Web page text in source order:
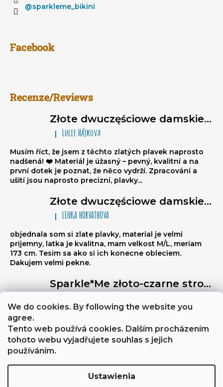
We do cookies. By following the website you
agree.
Tento web používá cookies. Dalším procházením
tohoto webu vyjadřujete souhlas s jejich
používáním.
Ustawienia
@sparkleme_bikini
Facebook
Recenze/Reviews
Złote dwuczęściowe damskie stroje kąpielowe brazylijki Sparkle*Me – bikini wiązane, marszczone brazylijki
Ocena produktu to 5 na 5 gwiazdek.
| Lucie Hájkova
Musím říct, že jsem z těchto zlatých plavek naprosto
nadšená! ❤️ Materiál je úžasný – pevný, kvalitní a na
první dotek je poznat, že něco vydrží. Zpracování a
ušití jsou naprosto precizní, plavky...
Złote dwuczęściowe damskie stroje kąpielowe brazylijki Sparkle*Me – bikini wiązane, marszczone brazylijki
Ocena produktu to 5 na 5 gwiazdek.
| LENKA HORVATHOVA
objednala som si zlate plavky, material je velmi
prijemny, latka je kvalitna, mam velkost M/L, meriam
173 cm. Tesim sa ako si ich konecne obleciem.
Dakujem velmi pekne.
Sparkle*Me złoto-czarne stroje kąpielowe wysoki stan – figi brazylijki z przeszyciem z tyłu z możliwością złożenia na biodra ze złotą lamówką
Ocena produktu to 5 na 5 gwiazdek.
Výborně stahují břicho, a zezadu jsou velmi sexy
About Sparkle*Me